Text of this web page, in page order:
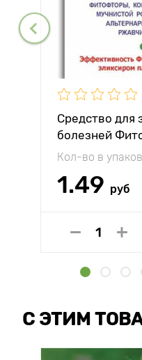
Средство для
болезней
Кол-во в
1.49 руб
С ЭТИМ